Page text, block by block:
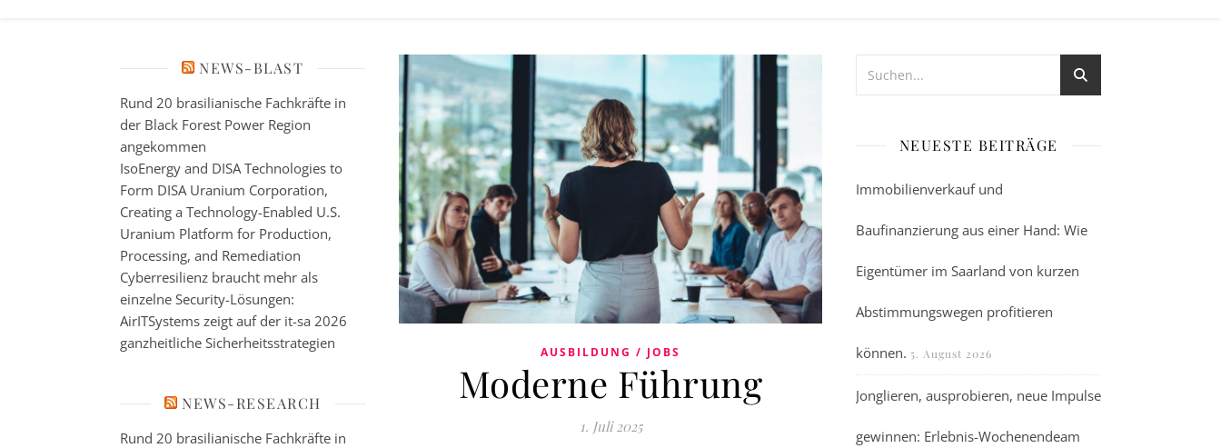
NEWS-BLAST
Rund 20 brasilianische Fachkräfte in
der Black Forest Power Region
angekommen
IsoEnergy and DISA Technologies to
Form DISA Uranium Corporation,
Creating a Technology-Enabled U.S.
Uranium Platform for Production,
Processing, and Remediation
Cyberresilienz braucht mehr als
einzelne Security-Lösungen:
AirITSystems zeigt auf der it-sa 2026
ganzheitliche Sicherheitsstrategien
NEWS-RESEARCH
Rund 20 brasilianische Fachkräfte in
AUSBILDUNG / JOBS
Moderne Führung
1. Juli 2025
NEUESTE BEITRÄGE
Immobilienverkauf und
Baufinanzierung aus einer Hand: Wie
Eigentümer im Saarland von kurzen
Abstimmungswegen profitieren
können. 5. August 2026
Jonglieren, ausprobieren, neue Impulse
gewinnen: Erlebnis-Wochenendeam